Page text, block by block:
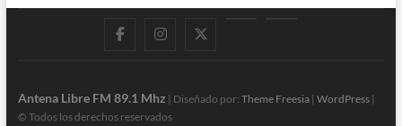
FacebookInstagram
Antena Libre FM 89.1 Mhz | Diseñado por: Theme Freesia| WordPress|
© Todos los derechos reservados